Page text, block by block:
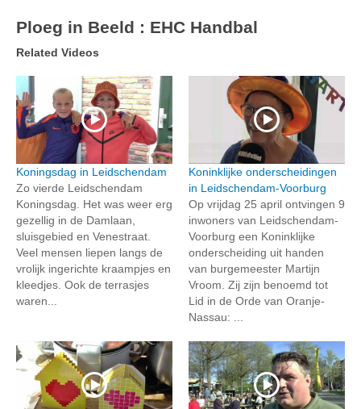
Ploeg in Beeld : EHC Handbal
Related Videos
Koningsdag in Leidschendam
Zo vierde Leidschendam
Koningsdag. Het was weer erg
gezellig in de Damlaan,
sluisgebied en Venestraat.
Veel mensen liepen langs de
vrolijk ingerichte kraampjes en
kleedjes. Ook de terrasjes
waren...
Koninklijke onderscheidingen
in Leidschendam-Voorburg
Op vrijdag 25 april ontvingen 9
inwoners van Leidschendam-
Voorburg een Koninklijke
onderscheiding uit handen
van burgemeester Martijn
Vroom. Zij zijn benoemd tot
Lid in de Orde van Oranje-
Nassau: ...